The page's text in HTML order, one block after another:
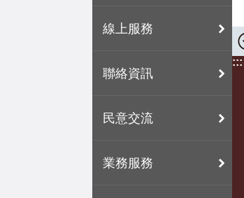
線上服務
聯絡資訊
民意交流
業務服務
:::